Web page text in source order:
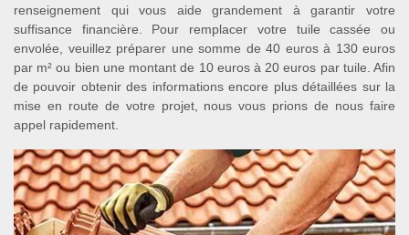
renseignement qui vous aide grandement à garantir votre
suffisance financière. Pour remplacer votre tuile cassée ou
envolée, veuillez préparer une somme de 40 euros à 130 euros
par m² ou bien une montant de 10 euros à 20 euros par tuile. Afin
de pouvoir obtenir des informations encore plus détaillées sur la
mise en route de votre projet, nous vous prions de nous faire
appel rapidement.